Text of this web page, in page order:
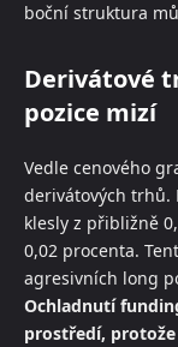
boční struktura
Derivátové
pozice mizí
Vedle cenového
derivátových trhů.
klesly z přibližně
0,02 procenta.
agresivních long
Ochladnutí
prostředí,